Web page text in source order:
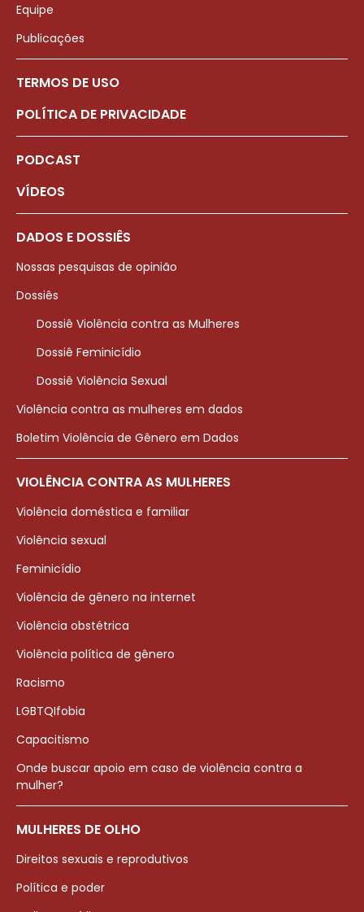
Equipe
Publicações
TERMOS DE USO
POLÍTICA DE PRIVACIDADE
PODCAST
VÍDEOS
DADOS E DOSSIÊS
Nossas pesquisas de opinião
Dossiês
Dossiê Violência contra as Mulheres
Dossiê Feminicídio
Dossiê Violência Sexual
Violência contra as mulheres em dados
Boletim Violência de Gênero em Dados
VIOLÊNCIA CONTRA AS MULHERES
Violência doméstica e familiar
Violência sexual
Feminicídio
Violência de gênero na internet
Violência obstétrica
Violência política de gênero
Racismo
LGBTQIfobia
Capacitismo
Onde buscar apoio em caso de violência contra a
mulher?
MULHERES DE OLHO
Direitos sexuais e reprodutivos
Política e poder